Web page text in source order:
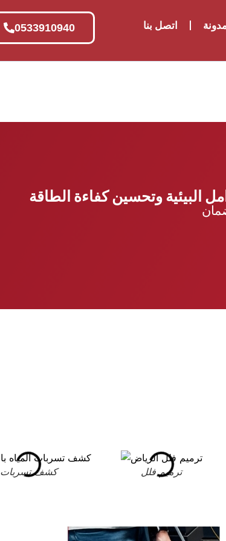
اتصل بنا 0533910940
البيئية وتحسين كفاءة الطاقة
كشف تسربات ترميم فلل